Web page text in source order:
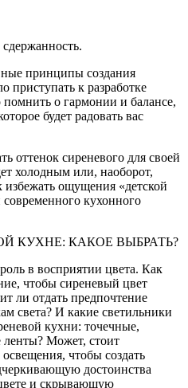
принципы создания
приступать к разработке
о гармонии и балансе,
будет радовать вас
оттенок сиреневого для своей
холодным или, наоборот,
ощущения «детской
кухонного
КУХНЕ: КАКОЕ ВЫБРАТЬ?
в восприятии цвета. Как
чтобы сиреневый цвет
ли отдать предпочтение
света? И какие светильники
кухни: точечные,
Может, стоит
чтобы создать
достоинства
и скрывающую